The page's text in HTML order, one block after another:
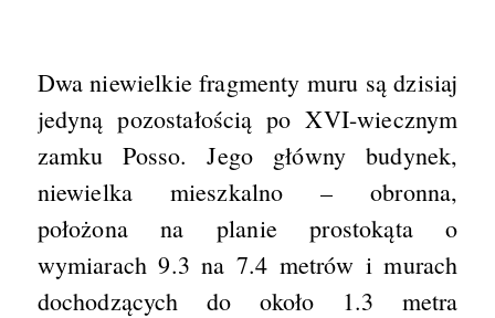
Dwa niewielkie fragmenty muru są dzisiaj
jedyną pozostałością po XVI-wiecznym
zamku Posso. Jego główny budynek,
niewielka mieszkalno – obronna,
położona na planie prostokąta o
wymiarach 9.3 na 7.4 metrów i murach
dochodzących do około 1.3 metra